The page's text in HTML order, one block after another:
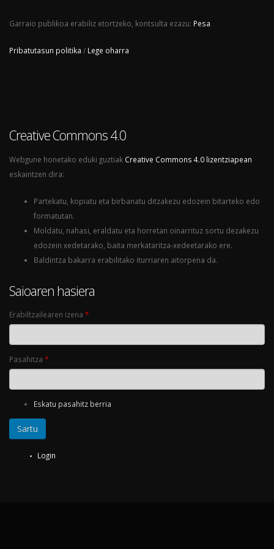
Garraio publikoa erabiliz etortzeko, kontsulta ezazu: Pesa
Pribatutasun politika / Lege oharra
Creative Commons 4.0
Webgune honetako eduki guztiak Creative Commons 4.0 lizentziapean
eskaintzen dira:
Partekatu, kopiatu eta birbanatu ditzakezu edozein bitarteko edo
formatutan.
Moldatu, nahasi, eraldatu eta horretan oinarrituz sortu dezakezu
edozein xedetarako, baita merkataritza-xedeetarako ere.
Baldintza bakarra erabilitako iturriaren aitorpena da.
Saioaren hasiera
Erabiltzailearen izena *
Pasahitza *
Eskatu pasahitz berria
Login